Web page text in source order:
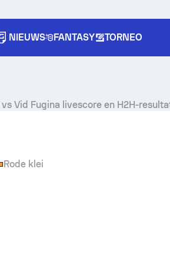
NIEUWS FANTASY TORNEO
vsVid Fugina livescore en H2H-
Rode klei